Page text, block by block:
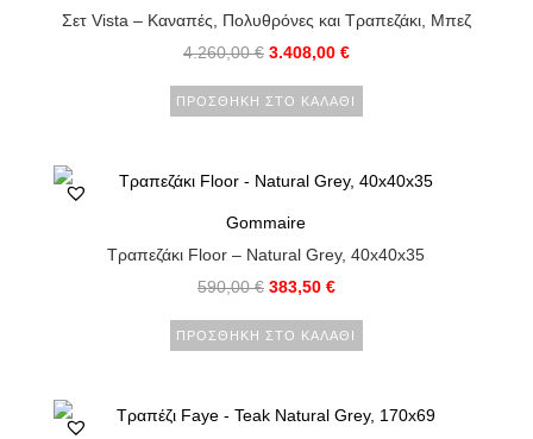
Σετ Vista – Καναπές, Πολυθρόνες και Τραπεζάκι, Μπεζ
4.260,00€ 3.408,00 €
ΠΡΟΣΘΉΚΗ ΣΤΟ ΚΑΛΆΘΙ
Gommaire
Τραπεζάκι Floor – Natural Grey, 40x40x35
590,00€ 383,50 €
ΠΡΟΣΘΉΚΗ ΣΤΟ ΚΑΛΆΘΙ